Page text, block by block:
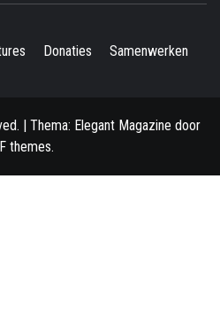
Donaties Samenwerken
| Thema: Elegant Magazine door
themes.